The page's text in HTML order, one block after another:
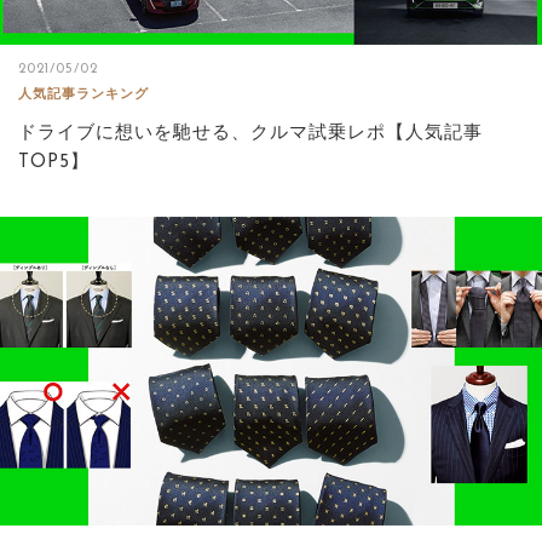
2021/05/02
人気記事ランキング
ドライブに想いを馳せる、クルマ試乗レポ【人気記事
TOP5】